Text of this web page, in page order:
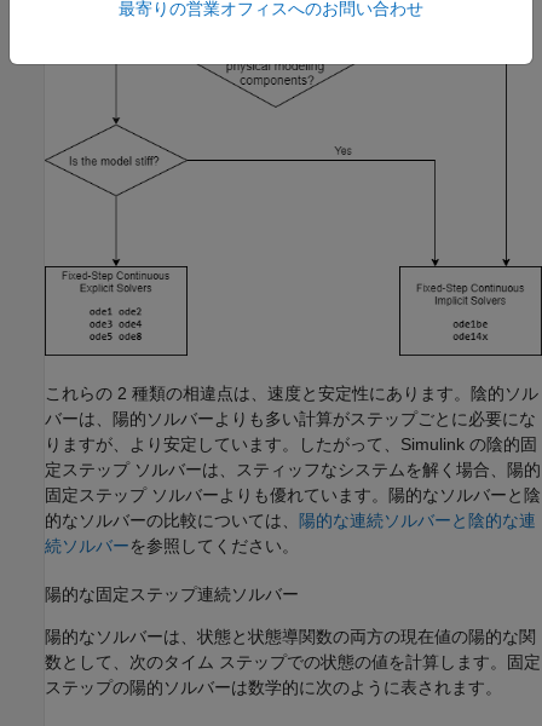
これらの 2 種類の相違点は、速度と安定性にあります。陰的ソル
バーは、陽的ソルバーよりも多い計算がステップごとに必要にな
りますが、より安定しています。したがって、Simulink の陰的固
定ステップ ソルバーは、スティッフなシステムを解く場合、陽的
固定ステップ ソルバーよりも優れています。陽的なソルバーと陰
的なソルバーの比較については、
陽的な連続ソルバーと陰的な連
続ソルバーを参照してください。
陽的な固定ステップ連続ソルバー
陽的なソルバーは、状態と状態導関数の両方の現在値の陽的な関
数として、次のタイム ステップでの状態の値を計算します。固定
ステップの陽的ソルバーは数学的に次のように表されます。
最寄りの営業オフィスへのお問い合わせ